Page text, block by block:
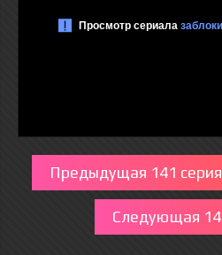
Предыдущая 141 серия
Следующая